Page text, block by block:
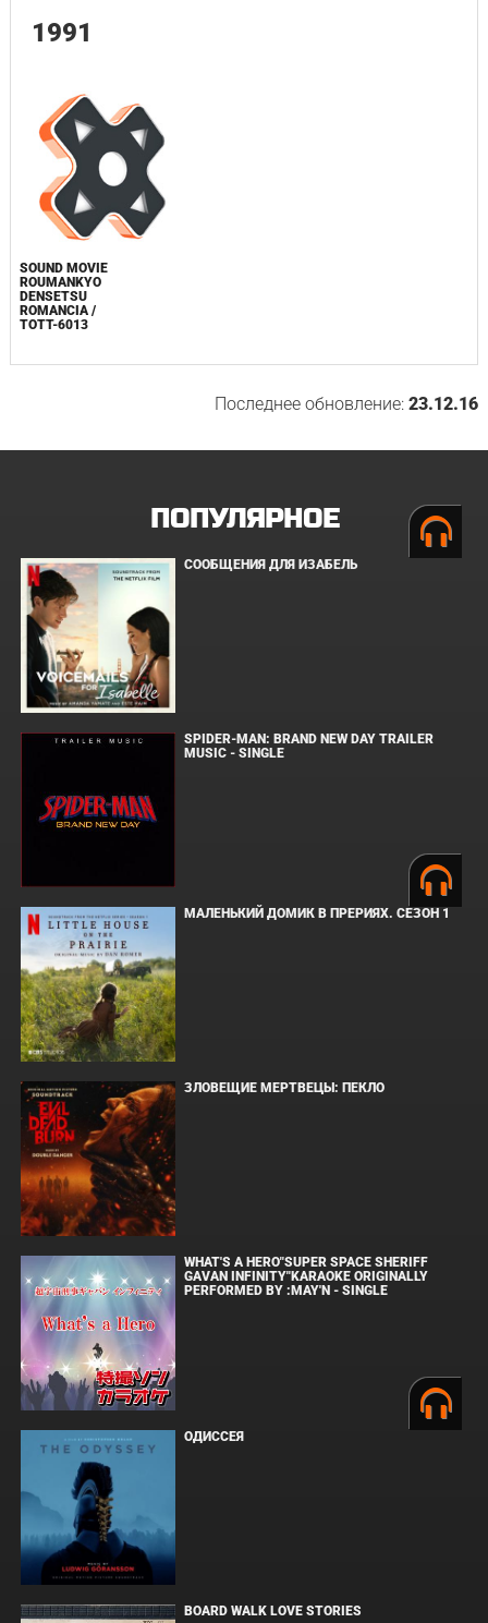
1991
SOUND MOVIE
ROUMANKYO
DENSETSU
ROMANCIA /
TOTT-6013
Последнее обновление:23.12.16
ПОПУЛЯРНОЕ
СООБЩЕНИЯ ДЛЯ ИЗАБЕЛЬ
SPIDER-MAN: BRAND NEW DAY TRAILER
MUSIC - SINGLE
МАЛЕНЬКИЙ ДОМИК В ПРЕРИЯХ. СЕЗОН 1
ЗЛОВЕЩИЕ МЕРТВЕЦЫ: ПЕКЛО
WHAT'S A HERO"SUPER SPACE SHERIFF
GAVAN INFINITY"KARAOKE ORIGINALLY
PERFORMED BY :MAY'N - SINGLE
ОДИССЕЯ
BOARD WALK LOVE STORIES